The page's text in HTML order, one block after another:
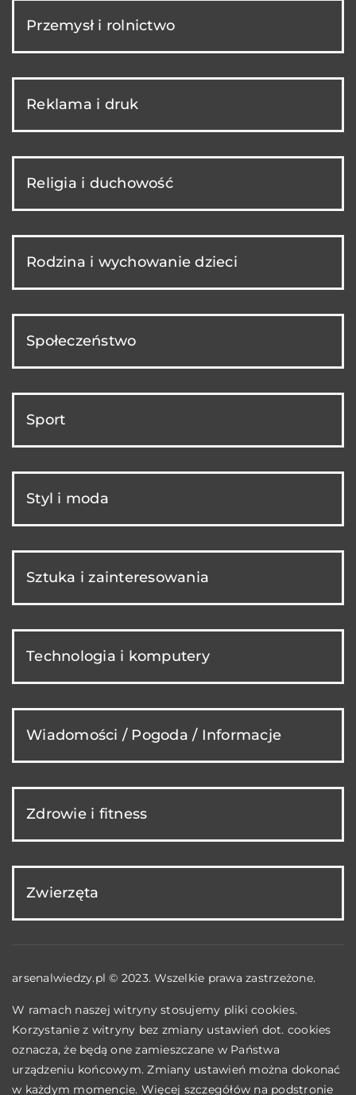
Przemysł i rolnictwo
Reklama i druk
Religia i duchowość
Rodzina i wychowanie dzieci
Społeczeństwo
Sport
Styl i moda
Sztuka i zainteresowania
Technologia i komputery
Wiadomości / Pogoda / Informacje
Zdrowie i fitness
Zwierzęta
arsenalwiedzy.pl © 2023. Wszelkie prawa zastrzeżone.
W ramach naszej witryny stosujemy pliki cookies.
Korzystanie z witryny bez zmiany ustawień dot. cookies
oznacza, że będą one zamieszczane w Państwa
urządzeniu końcowym. Zmiany ustawień można dokonać
w każdym momencie. Więcej szczegółów na podstronie